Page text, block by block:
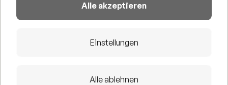
Alle akzeptieren
Einstellungen
Alle ablehnen